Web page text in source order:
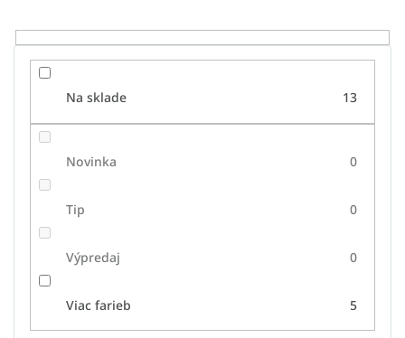
o
v
Na sklade 13
Novinka 0
Tip 0
Výpredaj 0
Viac farieb 5